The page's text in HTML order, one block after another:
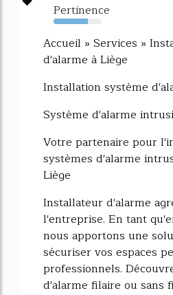
Pertinence
71%
Accueil » Services »
d'alarme à Liège
Installation système
Système d'alarme
Votre partenaire pour
systèmes d'alarme
Liège
Installateur d'alarme
l'entreprise. En tant
nous apportons une
sécuriser vos espaces
professionnels.
d'alarme filaire ou sans